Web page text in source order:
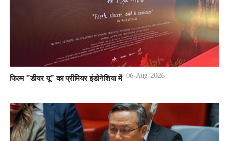
फिल्म "डीयर यू" का प्रीमियर इंडोनेशिया में 06-Aug-2026